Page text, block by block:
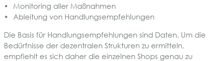
Monitoring aller Maßnahmen
Ableitung von Handlungsempfehlungen
Die Basis für Handlungsempfehlungen sind Daten. Um die
Bedürfnisse der dezentralen Strukturen zu ermitteln,
empfiehlt es sich daher die einzelnen Shops genau zu